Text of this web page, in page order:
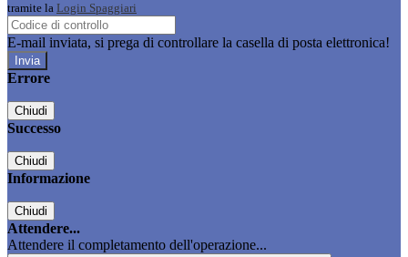
tramite la Login Spaggiari
E-mail inviata, si prega di controllare la casella di posta elettronica!
Errore
Chiudi
Successo
Chiudi
Informazione
Chiudi
Attendere...
Attendere il completamento dell'operazione...